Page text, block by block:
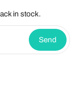
in stock.
Send